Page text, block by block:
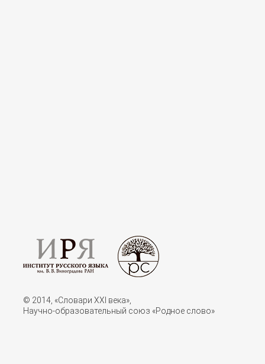
© 2014, «Словари XXI векa»,
Научно-образовательный союз «Родное слово»